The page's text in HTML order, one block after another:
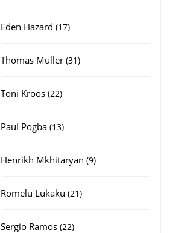
Eden Hazard 1717
Thomas Muller 3131
Toni Kroos 2222
Paul Pogba 1313
Henrikh Mkhitaryan 99
Romelu Lukaku 2121
Sergio Ramos 2222